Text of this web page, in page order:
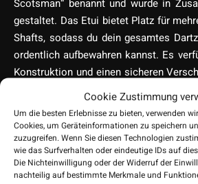
Cookie Zustimmung
Um die besten Erlebnisse zu bieten, verwenden
Cookies, um Geräteinformationen zu speichern
zuzugreifen. Wenn Sie diesen Technologien
wie das Surfverhalten oder eindeutige IDs auf
Die Nichteinwilligung oder der Widerruf der
nachteilig auf bestimmte Merkmale und
Scotsman“ benannt und wurde in
gestaltet. Das Etui bietet Platz für
Shafts, sodass du dein gesamtes
ordentlich aufbewahren kannst. Es
Konstruktion und einen sicheren
vor Beschädigungen zu schützen.
ansprechend und trägt den
Dartspielers Gary Anderson.
• Hersteller: Winmau